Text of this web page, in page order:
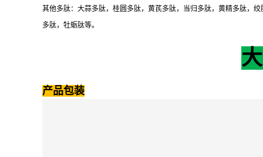
其他多肽：大蒜多肽，桂圆多肽，黄芪多肽，当归多肽，黄精多肽，
多肽，牡蛎肽等。
产品包装